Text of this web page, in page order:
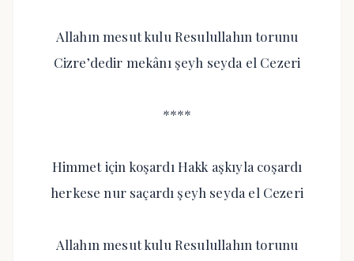
Allahın mesut kulu Resulullahın torunu
Cizre’dedir mekânı şeyh seyda el Cezeri
****
Himmet için koşardı Hakk aşkıyla coşardı
herkese nur saçardı şeyh seyda el Cezeri
Allahın mesut kulu Resulullahın torunu